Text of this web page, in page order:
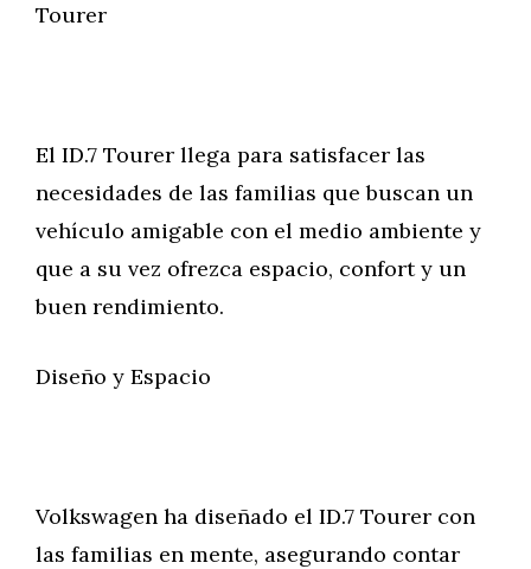
Tourer
El ID.7 Tourer llega para satisfacer las
necesidades de las familias que buscan un
vehículo amigable con el medio ambiente y
que a su vez ofrezca espacio, confort y un
buen rendimiento.
Diseño y Espacio
Volkswagen ha diseñado el ID.7 Tourer con
las familias en mente, asegurando contar